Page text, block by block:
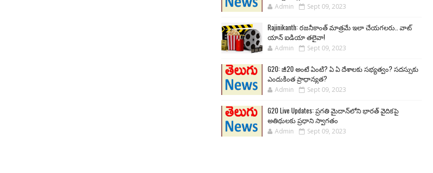
Admin Sept 09, 2023
Rajinikanth: రజనీకాంత్ మాత్రమే ఇలా చేయగలరు.. వాట్
యాన్ ఐడియా తలైవా!
Admin Sept 09, 2023
G20: జీ20 అంటే ఏంటి? ఏ ఏ దేశాలకు సభ్యత్వం? సదస్సుకు
ఎందుకింత ప్రాధాన్యత?
Admin Sept 09, 2023
G20 Live Updates: ప్రగతి మైదాన్‌లోని భారత్ వైదికపై
అతిథులకు ప్రధాని స్వాగతం
Admin Sept 09, 2023